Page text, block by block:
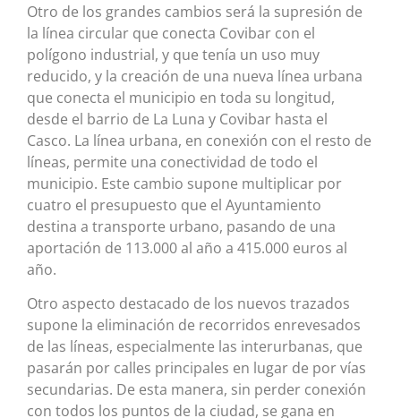
Otro de los grandes cambios será la supresión de
la línea circular que conecta Covibar con el
polígono industrial, y que tenía un uso muy
reducido, y la creación de una nueva línea urbana
que conecta el municipio en toda su longitud,
desde el barrio de La Luna y Covibar hasta el
Casco. La línea urbana, en conexión con el resto de
líneas, permite una conectividad de todo el
municipio. Este cambio supone multiplicar por
cuatro el presupuesto que el Ayuntamiento
destina a transporte urbano, pasando de una
aportación de 113.000 al año a 415.000 euros al
año.
Otro aspecto destacado de los nuevos trazados
supone la eliminación de recorridos enrevesados
de las líneas, especialmente las interurbanas, que
pasarán por calles principales en lugar de por vías
secundarias. De esta manera, sin perder conexión
con todos los puntos de la ciudad, se gana en